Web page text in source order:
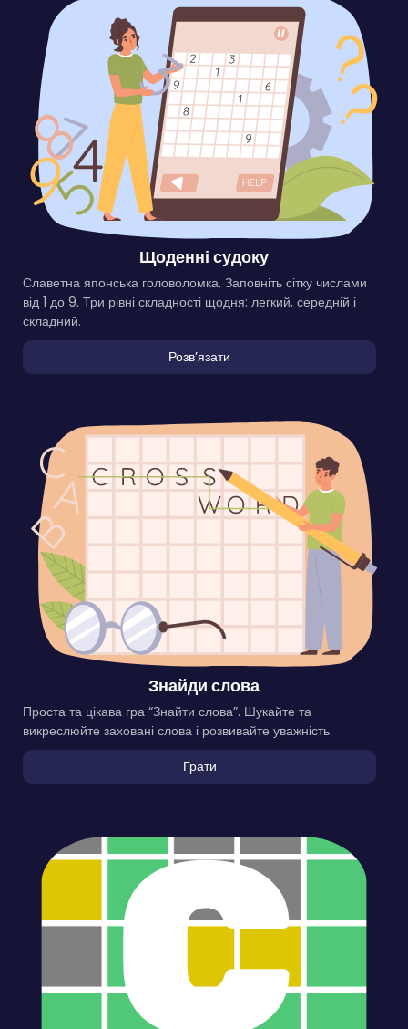
Щоденні судоку
Славетна японська головоломка. Заповніть сітку числами
від 1 до 9. Три рівні складності щодня: легкий, середній і
складний.
Розвʼязати
Знайди слова
Проста та цікава гра “Знайти слова”. Шукайте та
викреслюйте заховані слова і розвивайте уважність.
Грати